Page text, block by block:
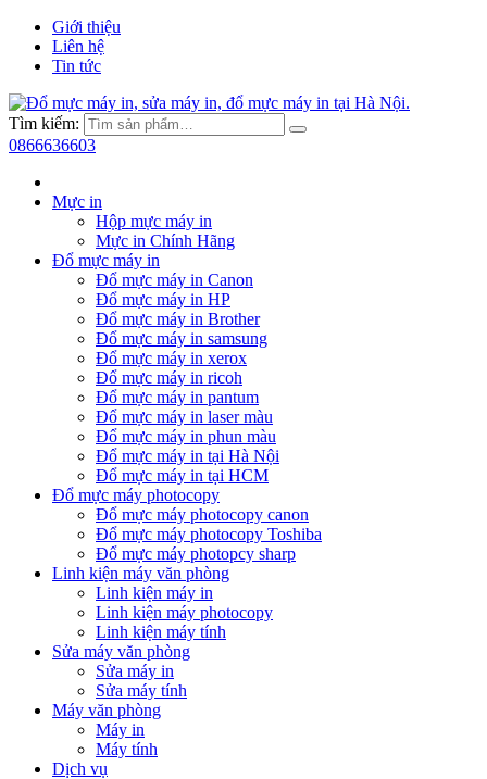
Giới thiệu
Liên hệ
Tin tức
Tìm kiếm:
0866636603
Mực in
Hộp mực máy in
Mực in Chính Hãng
Đổ mực máy in
Đổ mực máy in Canon
Đổ mực máy in HP
Đổ mực máy in Brother
Đổ mực máy in samsung
Đổ mực máy in xerox
Đổ mực máy in ricoh
Đổ mực máy in pantum
Đổ mực máy in laser màu
Đổ mực máy in phun màu
Đổ mực máy in tại Hà Nội
Đổ mực máy in tại HCM
Đổ mực máy photocopy
Đổ mực máy photocopy canon
Đổ mực máy photocopy Toshiba
Đổ mực máy photopcy sharp
Linh kiện máy văn phòng
Linh kiện máy in
Linh kiện máy photocopy
Linh kiện máy tính
Sửa máy văn phòng
Sửa máy in
Sửa máy tính
Máy văn phòng
Máy in
Máy tính
Dịch vụ